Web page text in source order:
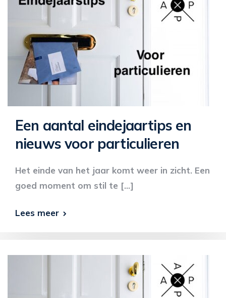
Een aantal eindejaartips en
nieuws voor particulieren
Het einde van het jaar komt weer in zicht. Een
goed moment om stil te […]
Lees meer